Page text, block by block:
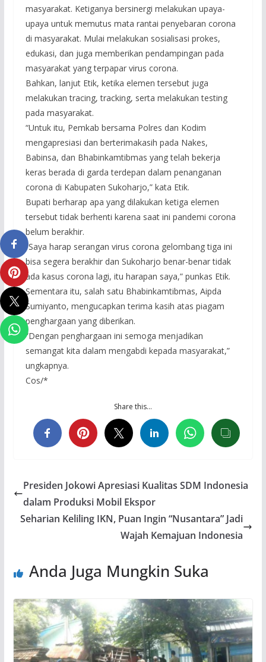
masyarakat. Ketiganya bersinergi melakukan upaya-
upaya untuk memutus mata rantai penyebaran corona
di masyarakat. Mulai melakukan sosialisasi prokes,
edukasi, dan juga memberikan pendampingan pada
masyarakat yang terpapar virus corona.
Bahkan, lanjut Etik, ketika elemen tersebut juga
melakukan tracing, tracking, serta melakukan testing
pada masyarakat.
“Untuk itu, Pemkab bersama Polres dan Kodim
mengapresiasi dan berterimakasih pada Nakes,
Babinsa, dan Bhabinkamtibmas yang telah bekerja
keras berada di garda terdepan dalam penanganan
corona di Kabupaten Sukoharjo,” kata Etik.
Bupati berharap apa yang dilakukan ketiga elemen
tersebut tidak berhenti karena saat ini pandemi corona
belum berakhir.
“Saya harap serangan virus corona gelombang tiga ini
bisa segera berakhir dan Sukoharjo benar-benar tidak
ada kasus corona lagi, itu harapan saya,” punkas Etik.
Sementara itu, salah satu Bhabinkamtibmas, Aipda
Sumiyanto, mengucapkan terima kasih atas piagam
penghargaan yang diberikan.
“Dengan penghargaan ini semoga menjadikan
semangat kita dalam mengabdi kepada masyarakat,”
ungkapnya.
Cos/*
Share this…
Presiden Jokowi Apresiasi Kualitas SDM Indonesia
dalam Produksi Mobil Ekspor
Seharian Keliling IKN, Puan Ingin “Nusantara” Jadi
Wajah Kemajuan Indonesia
Anda Juga Mungkin Suka